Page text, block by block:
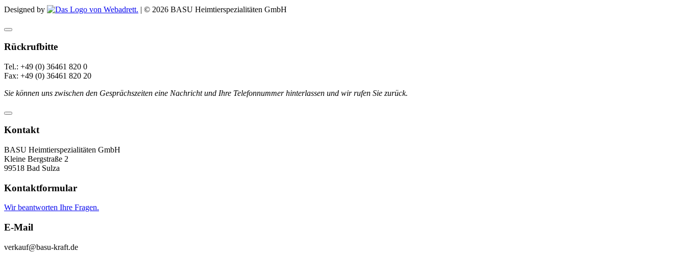
Designed by
| © 2026 BASU Heimtierspezialitäten GmbH
Rückrufbitte
Tel.: +49 (0) 36461 820 0
Fax: +49 (0) 36461 820 20
Sie können uns zwischen den Gesprächszeiten eine Nachricht und Ihre Telefonnummer hinterlassen und wir rufen Sie zurück.
Kontakt
BASU Heimtierspezialitäten GmbH
Kleine Bergstraße 2
99518 Bad Sulza
Kontaktformular
Wir beantworten Ihre Fragen.
E-Mail
verkauf@basu-kraft.de